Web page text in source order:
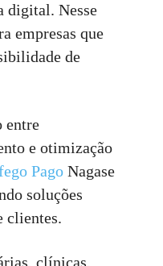
digital. Nesse
empresas que
de
entre
e otimização
Pago Nagase
soluções
clientes.
clínicas,